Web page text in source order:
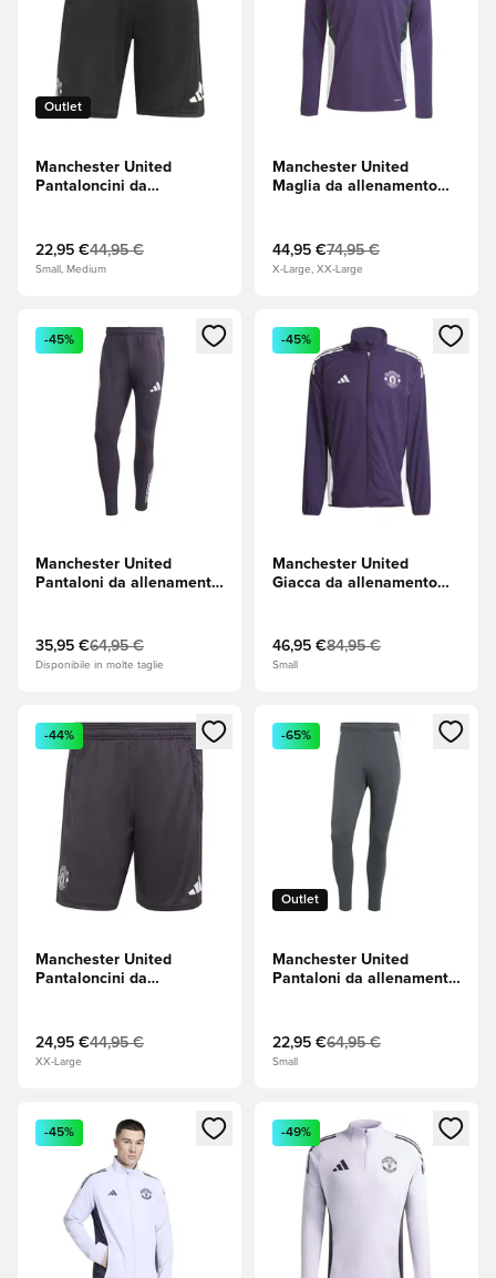
Outlet
Manchester United
Pantaloncini da
22,95 €44,95 €
Small, Medium
Manchester United
Maglia da allenamento
44,95 €74,95 €
X-Large, XX-Large
Apre una finestra modale per accedere o registrarsi come
-45%
Manchester United
Pantaloni da allenamento
35,95 €64,95 €
Disponibile in molte taglie
Apre una finestra modale
-45%
Manchester United
Giacca da allenamento
Aurora/Bianco/Nero
46,95 €84,95 €
Small
Apre una finestra modale per accedere o registrarsi come
-44%
Manchester United
Pantaloncini da
(Viola)
24,95 €44,95 €
XX-Large
Apre una finestra modale
Outlet
-65%
Manchester United
Pantaloni da allenamento
22,95 €64,95 €
Small
Apre una finestra modale per accedere o registrarsi come
-45%
Apre una finestra modale
-49%